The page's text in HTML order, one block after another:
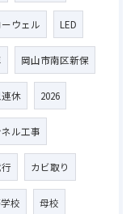
ーウェル LED
岡山市南区新保
休 2026
ネル工事
カビ取り
校 母校